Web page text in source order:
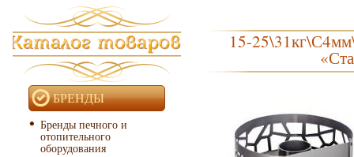
15-
БРЕНДЫ
Бренды печного и
отопительного
оборудования